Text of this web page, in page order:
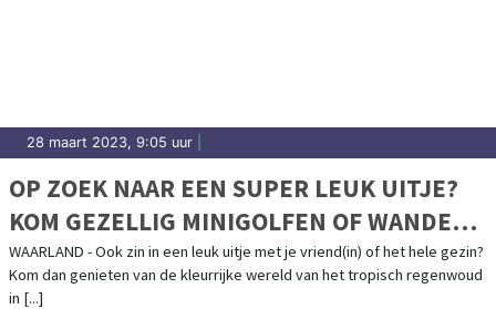
28 maart 2023, 9:05 uur
OP ZOEK NAAR EEN SUPER LEUK UITJE?
KOM GEZELLIG MINIGOLFEN OF WANDEL
TUSSEN DE MOOISTE VLINDERS !
WAARLAND - Ook zin in een leuk uitje met je vriend(in) of het hele gezin?
Kom dan genieten van de kleurrijke wereld van het tropisch regenwoud
in [...]